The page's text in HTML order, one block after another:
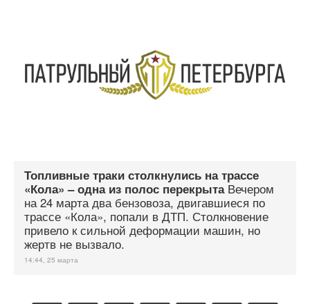
Топливные траки столкнулись на трассе
«Кола» – одна из полос перекрыта Вечером
на 24 марта два бензовоза, двигавшиеся по
трассе «Кола», попали в ДТП. Столкновение
привело к сильной деформации машин, но
жертв не вызвало.
14:44, 25 марта